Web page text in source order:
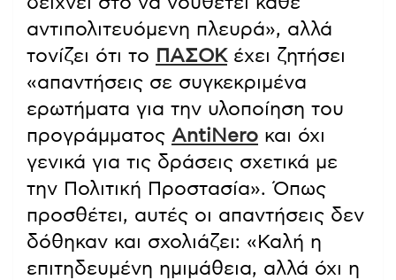
αντιπολιτευόμενη πλευρά», αλλά
τονίζει ότι το ΠΑΣΟΚ έχει ζητήσει
«απαντήσεις σε συγκεκριμένα
ερωτήματα για την υλοποίηση του
προγράμματος AntiNero και όχι
γενικά για τις δράσεις σχετικά με
την Πολιτική Προστασία». Όπως
προσθέτει, αυτές οι απαντήσεις δεν
δόθηκαν και σχολιάζει: «Καλή η
επιτηδευμένη ημιμάθεια, αλλά όχι η